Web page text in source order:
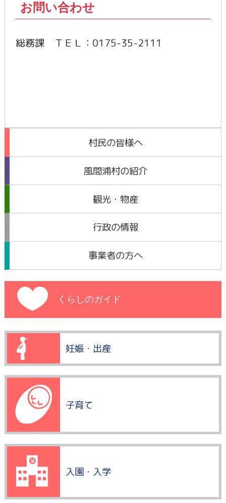
お問い合わせ
総務課 ＴＥＬ：0175-35-2111
村民の皆様へ
風間浦村の紹介
観光・物産
行政の情報
事業者の方へ
くらしのガイド
妊娠・出産
子育て
入園・入学